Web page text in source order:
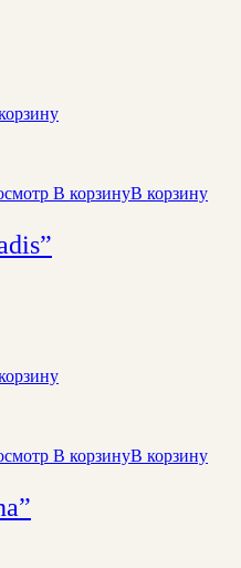
В корзинуВ корзину
В корзинуВ корзину